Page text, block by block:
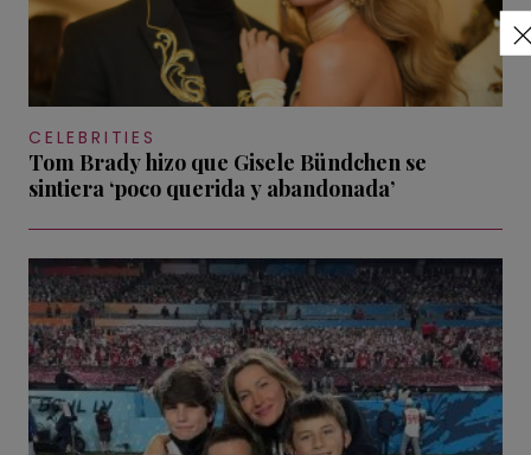
CELEBRITIES
Tom Brady hizo que Gisele Bündchen se
sintiera ‘poco querida y abandonada’